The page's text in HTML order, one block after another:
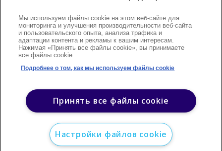
Политика конфиденциальностиTrademarks
Защита авторских правУсловияModern Slavery Statement
Мы используем файлы cookie на этом веб-сайте для
мониторинга и улучшения производительности веб-сайта
и пользовательского опыта, анализа трафика и
адаптации контента и рекламы к вашим интересам.
Нажимая «Принять все файлы cookie», вы принимаете
все файлы cookie.
Подробнее о том, как мы используем файлы cookie
Принять все файлы cookie
Настройки файлов cookie